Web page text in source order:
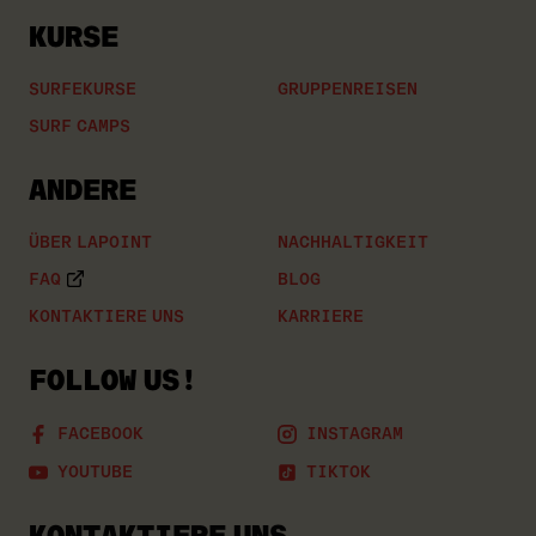
KURSE
SURFEKURSE GRUPPENREISEN
SURF CAMPS
ANDERE
ÜBER LAPOINT NACHHALTIGKEIT
FAQ BLOG
KONTAKTIERE UNS KARRIERE
FOLLOW US!
FACEBOOK INSTAGRAM
YOUTUBE TIKTOK